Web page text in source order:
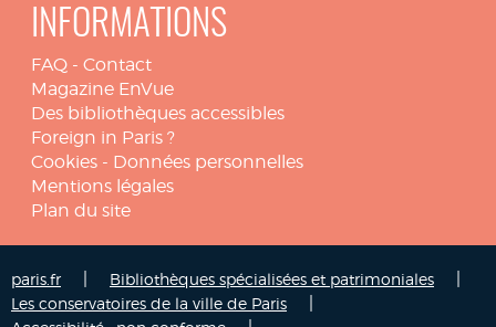
INFORMATIONS
FAQ - Contact
Magazine EnVue
Des bibliothèques accessibles
Foreign in Paris ?
Cookies - Données personnelles
Mentions légales
Plan du site
paris.fr Bibliothèques spécialisées et patrimoniales
Les conservatoires de la ville de Paris